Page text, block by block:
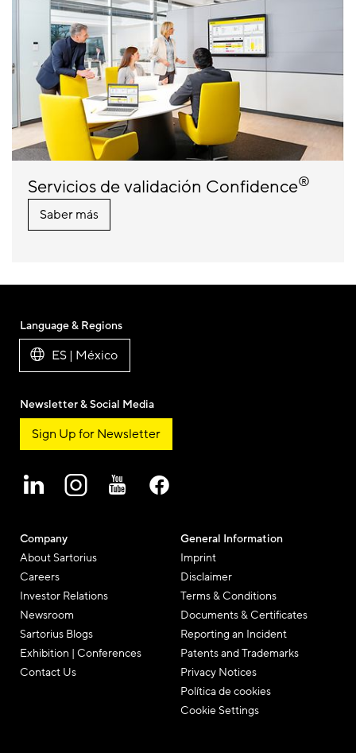
Servicios de validación Confidence®
Saber más
Company
About Sartorius
Careers
Investor Relations
Newsroom
Sartorius Blogs
Exhibition | Conferences
Contact Us
General Information
Imprint
Disclaimer
Terms & Conditions
Documents & Certificates
Reporting an Incident
Patents and Trademarks
Privacy Notices
Política de cookies
Cookie Settings
Language & Regions
ES | México
Newsletter & Social Media
Sign Up for Newsletter